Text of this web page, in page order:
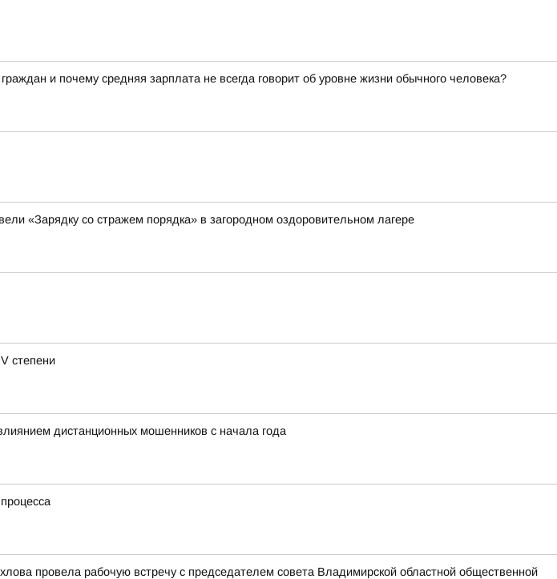
и почему средняя зарплата не всегда говорит об уровне жизни обычного человека?
«Зарядку со стражем порядка» в загородном оздоровительном лагере
степени
дистанционных мошенников с начала года
провела рабочую встречу с председателем совета Владимирской областной общественной